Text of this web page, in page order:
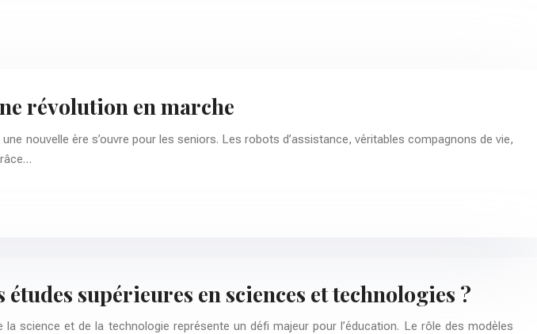
révolution en marche
nouvelle ère s’ouvre pour les seniors. Les robots d’assistance, véritables compagnons de vie,
supérieures en sciences et technologies ?
science et de la technologie représente un défi majeur pour l’éducation. Le rôle des modèles